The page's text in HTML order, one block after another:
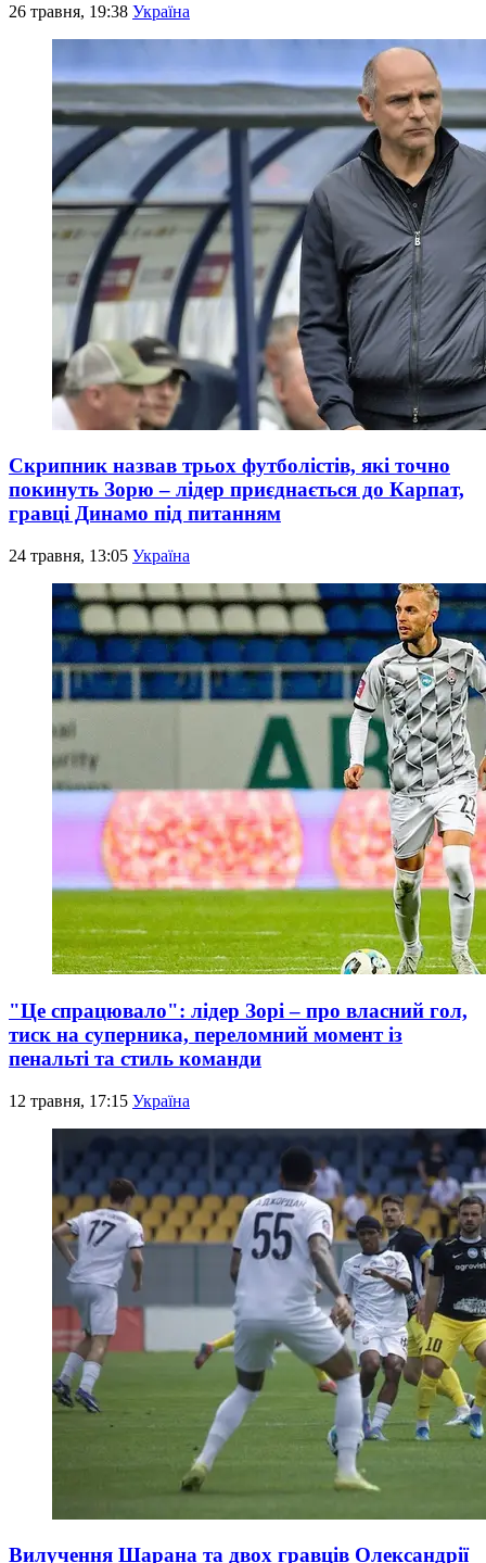
26 травня, 19:38 Україна
Скрипник назвав трьох футболістів, які точно
покинуть Зорю – лідер приєднається до Карпат,
гравці Динамо під питанням
24 травня, 13:05 Україна
"Це спрацювало": лідер Зорі – про власний гол,
тиск на суперника, переломний момент із
пенальті та стиль команди
12 травня, 17:15 Україна
Вилучення Шарана та двох гравців Олександрії